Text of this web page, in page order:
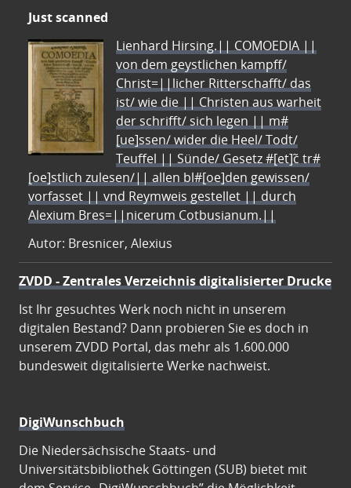
Just scanned
Lienhard Hirsing.|| COMOEDIA ||
von dem geystlichen kampff/
Christ=||licher Ritterschafft/ das
ist/ wie die || Christen aus warheit
der schrifft/ sich legen || m#
[ue]ssen/ wider die Heel/ Todt/
Teuffel || Sünde/ Gesetz #[et]c̃ tr#
[oe]stlich zulesen/|| allen bl#[oe]den gewissen/
vorfasset || vnd Reymweis gestellet || durch
Alexium Bres=||nicerum Cotbusianum.||
Autor: Bresnicer, Alexius
ZVDD - Zentrales Verzeichnis digitalisierter Drucke
Ist Ihr gesuchtes Werk noch nicht in unserem
digitalen Bestand? Dann probieren Sie es doch in
unserem ZVDD Portal, das mehr als 1.600.000
bundesweit digitalisierte Werke nachweist.
DigiWunschbuch
Die Niedersächsische Staats- und
Universitätsbibliothek Göttingen (SUB) bietet mit